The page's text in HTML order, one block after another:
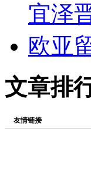
宜泽
欧亚
文章排
友情链接